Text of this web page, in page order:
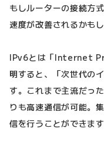
もしルーターの接続方
速度が改善されるかもし
IPv6とは「Internet
明すると、「次世代の
す。これまで主流だっ
りも高速通信が可能。
信を行うことができます